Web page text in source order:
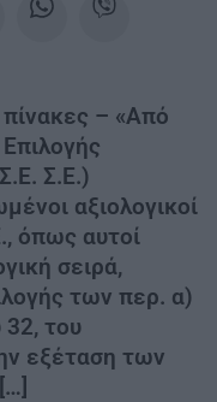
– «Από
Σ.Ε.)
αξιολογικοί
όπως αυτοί
σειρά,
των περ. α)
32, του
εξέταση των